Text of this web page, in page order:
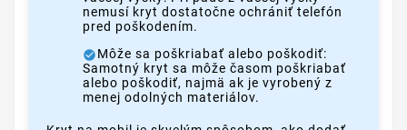
nemusí kryt dostatočne ochrániť telefón
pred poškodením.
Môže sa poškriabať alebo poškodiť:
Samotný kryt sa môže časom poškriabať
alebo poškodiť, najmä ak je vyrobený z
menej odolných materiálov.